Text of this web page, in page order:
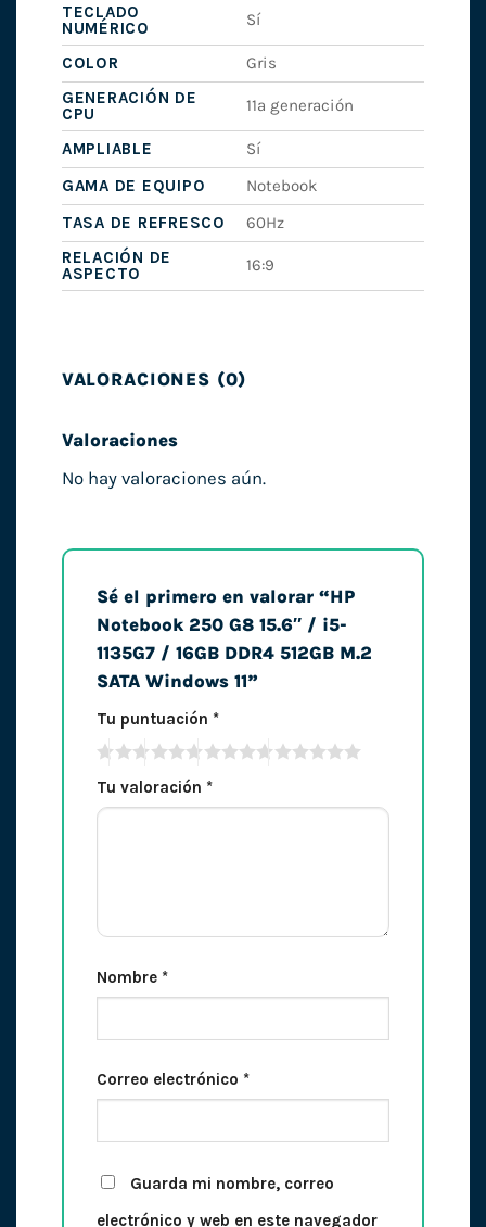
TECLADO
NUMÉRICO
Sí
COLOR
Gris
GENERACIÓN DE
CPU
11ª generación
AMPLIABLE
Sí
GAMA DE EQUIPO
Notebook
TASA DE REFRESCO
60Hz
RELACIÓN DE
ASPECTO
16:9
VALORACIONES (0)
Valoraciones
No hay valoraciones aún.
Sé el primero en valorar “HP
Notebook 250 G8 15.6″ / i5-
1135G7 / 16GB DDR4 512GB M.2
SATA Windows 11”
Tu puntuación *
Tu valoración *
Nombre *
Correo electrónico *
Guarda mi nombre, correo
electrónico y web en este navegador